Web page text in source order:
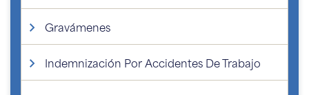
Gravámenes
Indemnización Por Accidentes De Trabajo